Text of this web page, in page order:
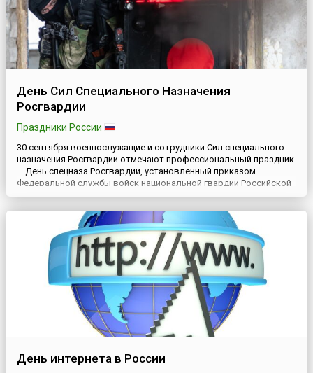
День Сил Специального Назначения
Росгвардии
Праздники России
30 сентября военнослужащие и сотрудники Сил специального
назначения Росгвардии отмечают профессиональный праздник
– День спецназа Росгвардии, установленный приказом
Федеральной службы войск национальной гвардии Российской
Федерации от 8 ноября 2017 года № 472. Первое подразделение,
Росгвардии, было сформировано приказом НКВД СССР в 1941 ...
День интернета в России